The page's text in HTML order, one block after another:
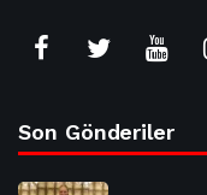
Son Gönderiler